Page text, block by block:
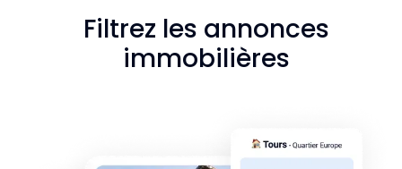
Filtrez les annonces
immobilières